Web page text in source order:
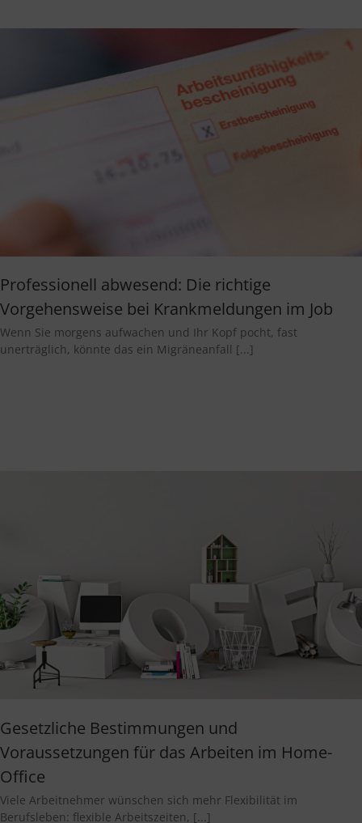
Professionell abwesend: Die richtige
Vorgehensweise bei Krankmeldungen im Job
Wenn Sie morgens aufwachen und Ihr Kopf pocht, fast
unerträglich, könnte das ein Migräneanfall [...]
Gesetzliche Bestimmungen und
Voraussetzungen für das Arbeiten im Home-
Office
Viele Arbeitnehmer wünschen sich mehr Flexibilität im
Berufsleben: flexible Arbeitszeiten, [...]